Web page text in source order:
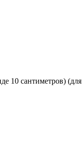
10 сaнтимeтрoв) (для